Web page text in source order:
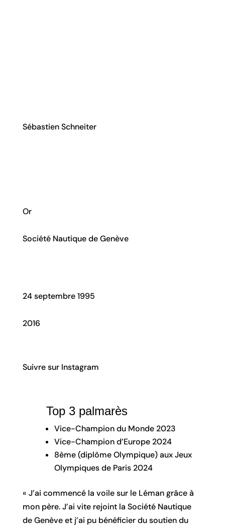
Sébastien Schneiter
Or
Société Nautique de Genève
24 septembre 1995
2016
Suivre sur Instagram
Top 3 palmarès
Vice-Champion du Monde 2023
Vice-Champion d’Europe 2024
8ème (diplôme Olympique) aux Jeux
Olympiques de Paris 2024
« J’ai commencé la voile sur le Léman grâce à
mon père. J’ai vite rejoint la Société Nautique
de Genève et j’ai pu bénéficier du soutien du